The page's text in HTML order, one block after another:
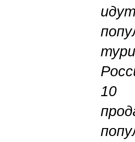
10